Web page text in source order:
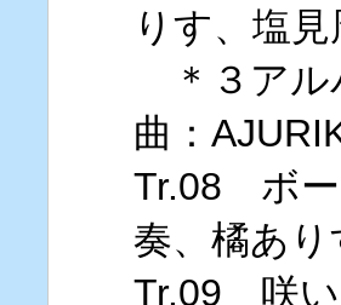
りす、塩
＊３アル
曲：
Tr.08 ボ
奏、橘あ
Tr.09 咲